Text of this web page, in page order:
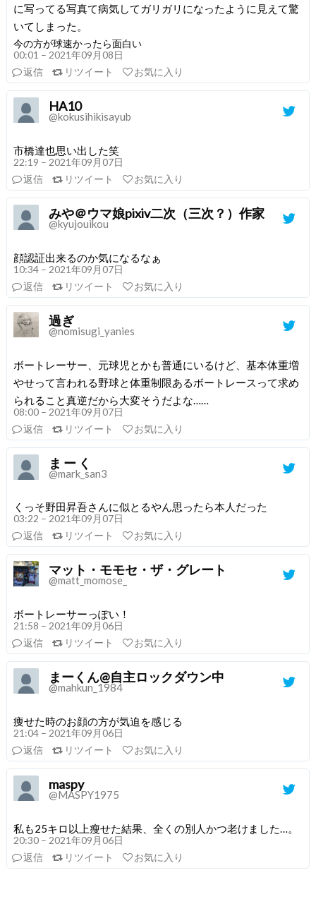
に写ってる写真て病気してガリガリになったように見えて驚
いてしまった。
今の方が球速かったら面白い
00:01 – 2021年09月08日
返信
リツイート お気に入り
HA10
@kokusihikisayub
市橋達也思い出した笑
22:19 – 2021年09月07日
返信
リツイート お気に入り
みや＠ウマ娘pixiv二次（三次？）作家
@kyujouikou
顔認証出来るのか気になるなぁ
10:34 – 2021年09月07日
返信
リツイート お気に入り
過ぎ
@nomisugi_yanies
ボートレーサー、元球児とかも普通にいるけど、基本体重増
やせって言われる野球と体重制限あるボートレースって求め
られること真逆だから大変そうだよな……
08:00 – 2021年09月07日
返信
リツイート お気に入り
ま ー く
@mark_san3
くっそ野田昇吾さんに似とるやん思ったら本人だった
03:22 – 2021年09月07日
返信
リツイート お気に入り
マット・モモセ・ザ・グレート
@matt_momose_
ボートレーサーっぽい！
21:58 – 2021年09月06日
返信
リツイート お気に入り
まーくん@自主ロックダウン中
@mahkun_1984
痩せた時のお顔の方が気迫を感じる
21:04 – 2021年09月06日
返信
リツイート お気に入り
maspy
@MASPY1975
私も25キロ以上瘦せた結果、全くの別人かつ老けました…。
20:30 – 2021年09月06日
返信
リツイート お気に入り